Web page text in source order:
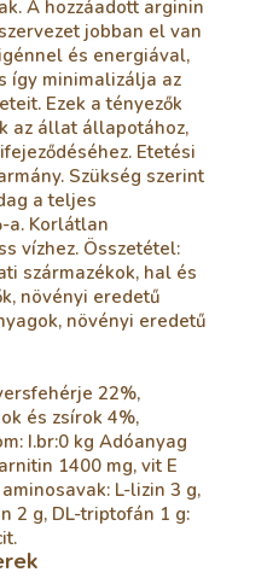
A hozzáadott arginin
jobban el van
és energiával,
így minimalizálja az
Ezek a tényezők
az állat állapotához,
Etetési
Szükség szerint
a teljes
Korlátlan
vízhez. Összetétel:
származékok, hal és
növényi eredetű
növényi eredetű
22%,
és zsírok 4%,
I.br:0 kg Adóanyag
1400 mg, vit E
L-lizin 3 g,
2 g, DL-triptofán 1 g: